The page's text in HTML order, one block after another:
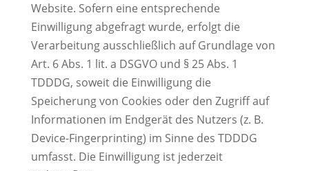
Website. Sofern eine entsprechende
Einwilligung abgefragt wurde, erfolgt die
Verarbeitung ausschließlich auf Grundlage von
Art. 6 Abs. 1 lit. a DSGVO und § 25 Abs. 1
TDDDG, soweit die Einwilligung die
Speicherung von Cookies oder den Zugriff auf
Informationen im Endgerät des Nutzers (z. B.
Device-Fingerprinting) im Sinne des TDDDG
umfasst. Die Einwilligung ist jederzeit